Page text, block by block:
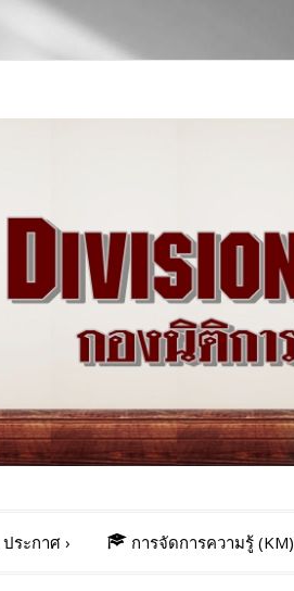
ระกาศ› การจัดการความรู้ (KM)